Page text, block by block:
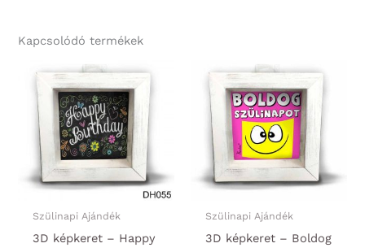
Kapcsolódó termékek
Szülinapi Ajándék
3D képkeret – Happy
Szülinapi Ajándék
3D képkeret – Boldog